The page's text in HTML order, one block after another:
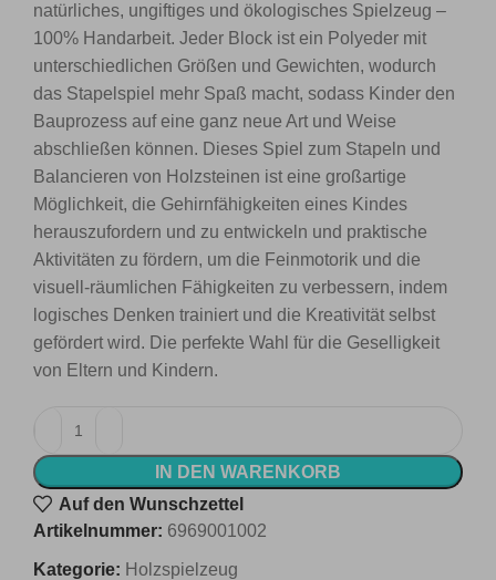
natürliches, ungiftiges und ökologisches Spielzeug –
100% Handarbeit. Jeder Block ist ein Polyeder mit
unterschiedlichen Größen und Gewichten, wodurch
das Stapelspiel mehr Spaß macht, sodass Kinder den
Bauprozess auf eine ganz neue Art und Weise
abschließen können. Dieses Spiel zum Stapeln und
Balancieren von Holzsteinen ist eine großartige
Möglichkeit, die Gehirnfähigkeiten eines Kindes
herauszufordern und zu entwickeln und praktische
Aktivitäten zu fördern, um die Feinmotorik und die
visuell-räumlichen Fähigkeiten zu verbessern, indem
logisches Denken trainiert und die Kreativität selbst
gefördert wird. Die perfekte Wahl für die Geselligkeit
von Eltern und Kindern.
IN DEN WARENKORB
Auf den Wunschzettel
Artikelnummer: 6969001002
Kategorie: Holzspielzeug